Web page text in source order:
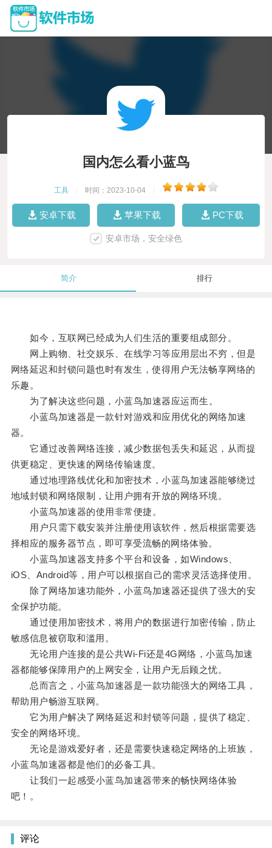
国内怎么看小蓝鸟
工具 时间：2023-10-04
安卓下载 苹果下载 PC下载
安卓市场，安全绿色
简介 排行
如今，互联网已经成为人们生活的重要组成部分。
网上购物、社交娱乐、在线学习等应用层出不穷，但是
网络延迟和封锁问题也时有发生，使得用户无法畅享网络的
乐趣。
为了解决这些问题，小蓝鸟加速器应运而生。
小蓝鸟加速器是一款针对游戏和应用优化的网络加速
器。
它通过改善网络连接，减少数据包丢失和延迟，从而提
供更稳定、更快速的网络传输速度。
通过地理路线优化和加密技术，小蓝鸟加速器能够绕过
地域封锁和网络限制，让用户拥有开放的网络环境。
小蓝鸟加速器的使用非常便捷。
用户只需下载安装并注册使用该软件，然后根据需要选
择相应的服务器节点，即可享受流畅的网络体验。
小蓝鸟加速器支持多个平台和设备，如Windows、
iOS、Android等，用户可以根据自己的需求灵活选择使用。
除了网络加速功能外，小蓝鸟加速器还提供了强大的安
全保护功能。
通过使用加密技术，将用户的数据进行加密传输，防止
敏感信息被窃取和滥用。
无论用户连接的是公共Wi-Fi还是4G网络，小蓝鸟加速
器都能够保障用户的上网安全，让用户无后顾之忧。
总而言之，小蓝鸟加速器是一款功能强大的网络工具，
帮助用户畅游互联网。
它为用户解决了网络延迟和封锁等问题，提供了稳定、
安全的网络环境。
无论是游戏爱好者，还是需要快速稳定网络的上班族，
小蓝鸟加速器都是他们的必备工具。
让我们一起感受小蓝鸟加速器带来的畅快网络体验
吧！。
评论